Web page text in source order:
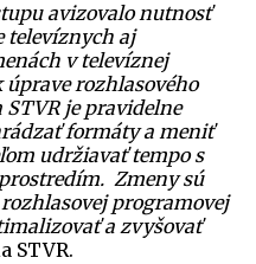
avizovalo nutnosť
televíznych aj
v televíznej
rozhlasového
je pravidelne
formáty a meniť
udržiavať tempo s
Zmeny sú
programovej
a zvyšovať
STVR.